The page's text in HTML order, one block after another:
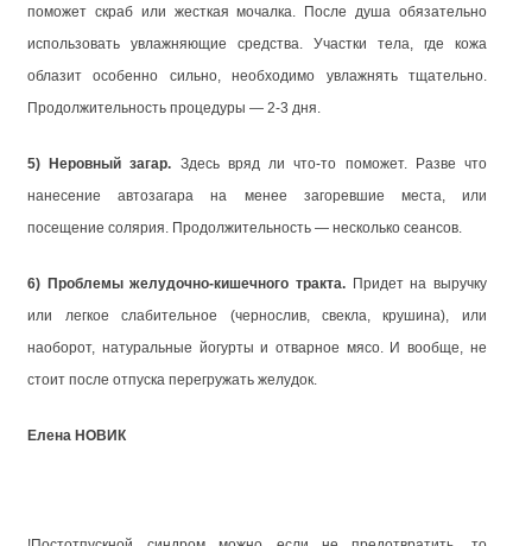
поможет скраб или жесткая мочалка. После душа обязательно
использовать увлажняющие средства. Участки тела, где кожа
облазит особенно сильно, необходимо увлажнять тщательно.
Продолжительность процедуры — 2-3 дня.
5) Неровный загар. Здесь вряд ли что-то поможет. Разве что
нанесение автозагара на менее загоревшие места, или
посещение солярия. Продолжительность — несколько сеансов.
6) Проблемы желудочно-кишечного тракта. Придет на выручку
или легкое слабительное (чернослив, свекла, крушина), или
наоборот, натуральные йогурты и отварное мясо. И вообще, не
стоит после отпуска перегружать желудок.
Елена НОВИК